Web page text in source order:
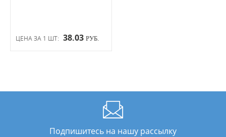
ЦЕНА ЗА 1 ШТ: 38.03 РУБ.
Подпишитесь на нашу рассылку